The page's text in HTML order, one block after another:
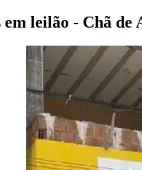
leilão - Chã de